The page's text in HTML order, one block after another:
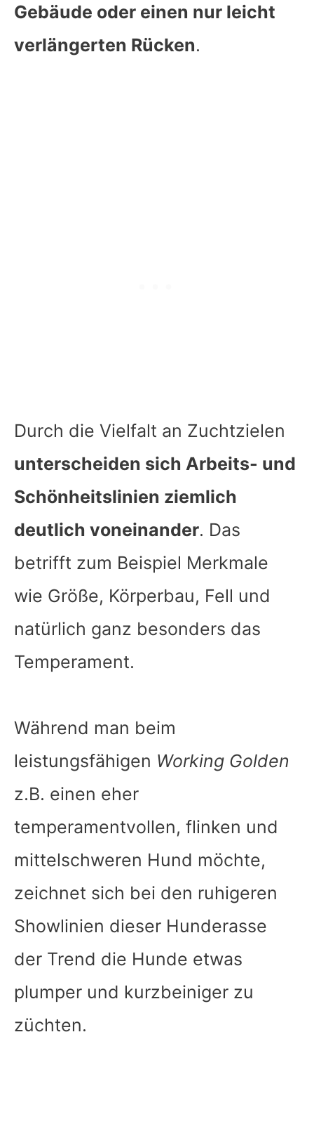
Gebäude oder einen nur leicht
verlängerten Rücken.
Durch die Vielfalt an Zuchtzielen
unterscheiden sich Arbeits- und
Schönheitslinien ziemlich
deutlich voneinander. Das
betrifft zum Beispiel Merkmale
wie Größe, Körperbau, Fell und
natürlich ganz besonders das
Temperament.
Während man beim
leistungsfähigen Working Golden
z.B. einen eher
temperamentvollen, flinken und
mittelschweren Hund möchte,
zeichnet sich bei den ruhigeren
Showlinien dieser Hunderasse
der Trend die Hunde etwas
plumper und kurzbeiniger zu
züchten.